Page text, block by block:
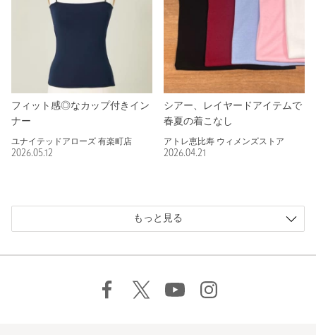
フィット感◎なカップ付きイン
ナー
ユナイテッドアローズ 有楽町店
2026.05.12
シアー、レイヤードアイテムで
春夏の着こなし
アトレ恵比寿 ウィメンズストア
2026.04.21
もっと見る